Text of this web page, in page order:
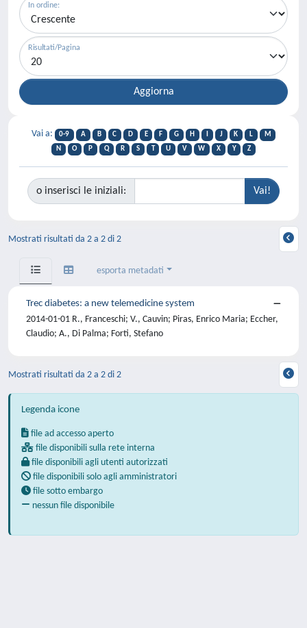
In ordine:
Risultati/Pagina
Vai a: 0-9 A B C D E F G H J K L
M
N
O P Q R S T U V W X Y Z
o inserisci le iniziali:
Mostrati risultati da 2 a 2 di 2
esporta metadati
Trec diabetes: a new telemedicine system
2014-01-01 R., Franceschi; V., Cauvin; Piras, Enrico Maria; Eccher,
Claudio; A., Di Palma; Forti, Stefano
Mostrati risultati da 2 a 2 di 2
Legenda icone
file ad accesso aperto
file disponibili sulla rete interna
file disponibili agli utenti autorizzati
file disponibili solo agli amministratori
file sotto embargo
nessun file disponibile